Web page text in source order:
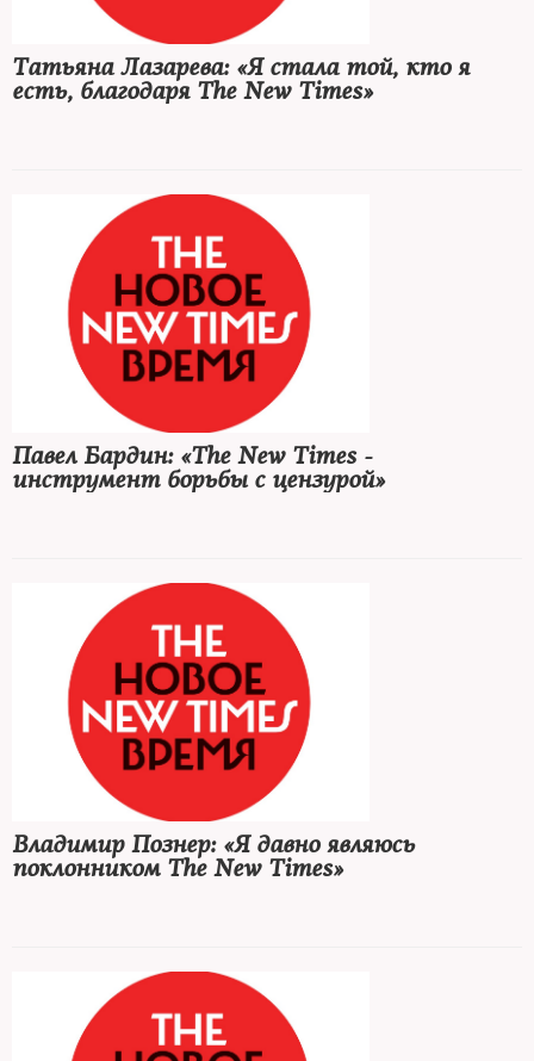
Татьяна Лазарева: «Я стала той, кто я
есть, благодаря The New Times»
Павел Бардин: «The New Times -
инструмент борьбы с цензурой»
Владимир Познер: «Я давно являюсь
поклонником The New Times»